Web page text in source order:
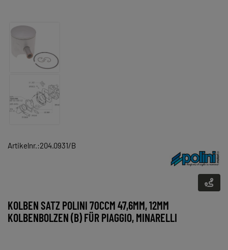
Artikelnr.:204.0931/B
KOLBEN SATZ POLINI 70CCM 47,6MM, 12MM
KOLBENBOLZEN (B) FÜR PIAGGIO, MINARELLI